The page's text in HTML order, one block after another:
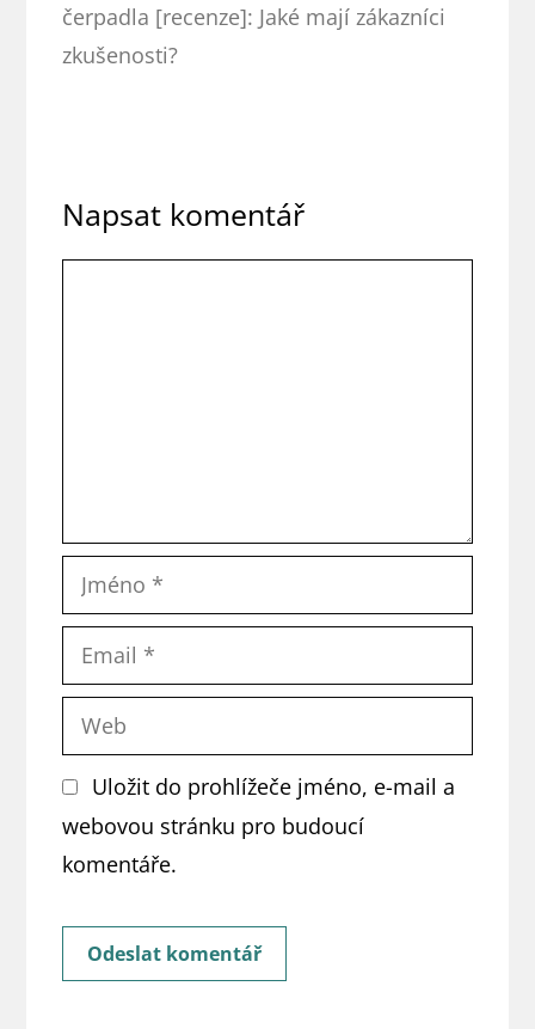
čerpadla [recenze]: Jaké mají zákazníci
zkušenosti?
Napsat komentář
Jméno
Email
Web
Uložit do prohlížeče jméno, e-mail a
webovou stránku pro budoucí
komentáře.